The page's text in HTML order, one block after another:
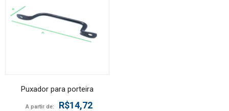
Puxador para porteira
A partir de: R$14,72